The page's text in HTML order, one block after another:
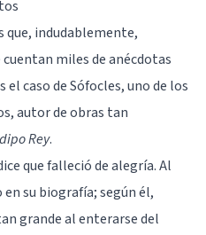
que, indudablemente,
miles de anécdotas
el caso de Sófocles, uno de los
autor de obras tan
Rey.
que falleció de alegría. Al
su biografía; según él,
grande al enterarse del